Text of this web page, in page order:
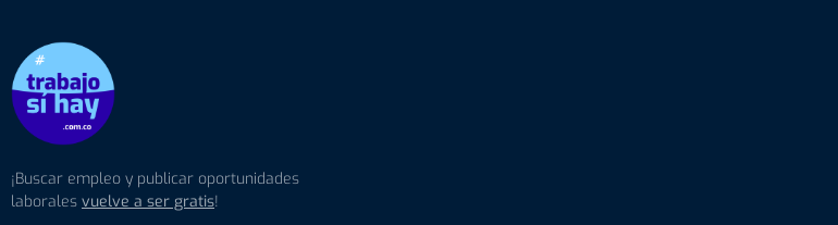
¡Buscar empleo y publicar oportunidades
laborales vuelve a ser gratis!